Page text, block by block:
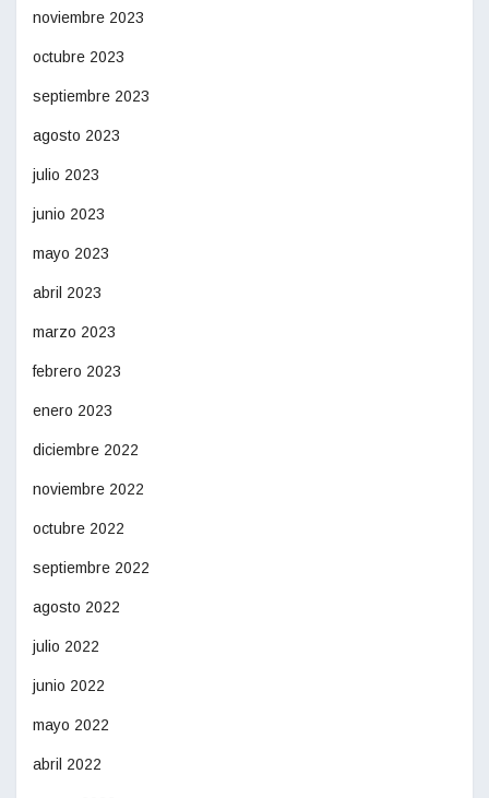
noviembre 2023
octubre 2023
septiembre 2023
agosto 2023
julio 2023
junio 2023
mayo 2023
abril 2023
marzo 2023
febrero 2023
enero 2023
diciembre 2022
noviembre 2022
octubre 2022
septiembre 2022
agosto 2022
julio 2022
junio 2022
mayo 2022
abril 2022